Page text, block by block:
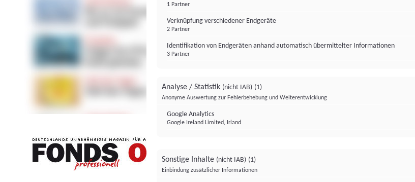
1 Partner
Verknüpfung verschiedener Endgeräte
2 Partner
Identifikation von Endgeräten anhand automatisch übermittelter Informationen
3 Partner
Analyse / Statistik (nicht IAB) (1)
Anonyme Auswertung zur Fehlerbehebung und Weiterentwicklung
Google Analytics
Google Ireland Limited, Irland
Sonstige Inhalte (nicht IAB) (1)
Einbindung zusätzlicher Informationen